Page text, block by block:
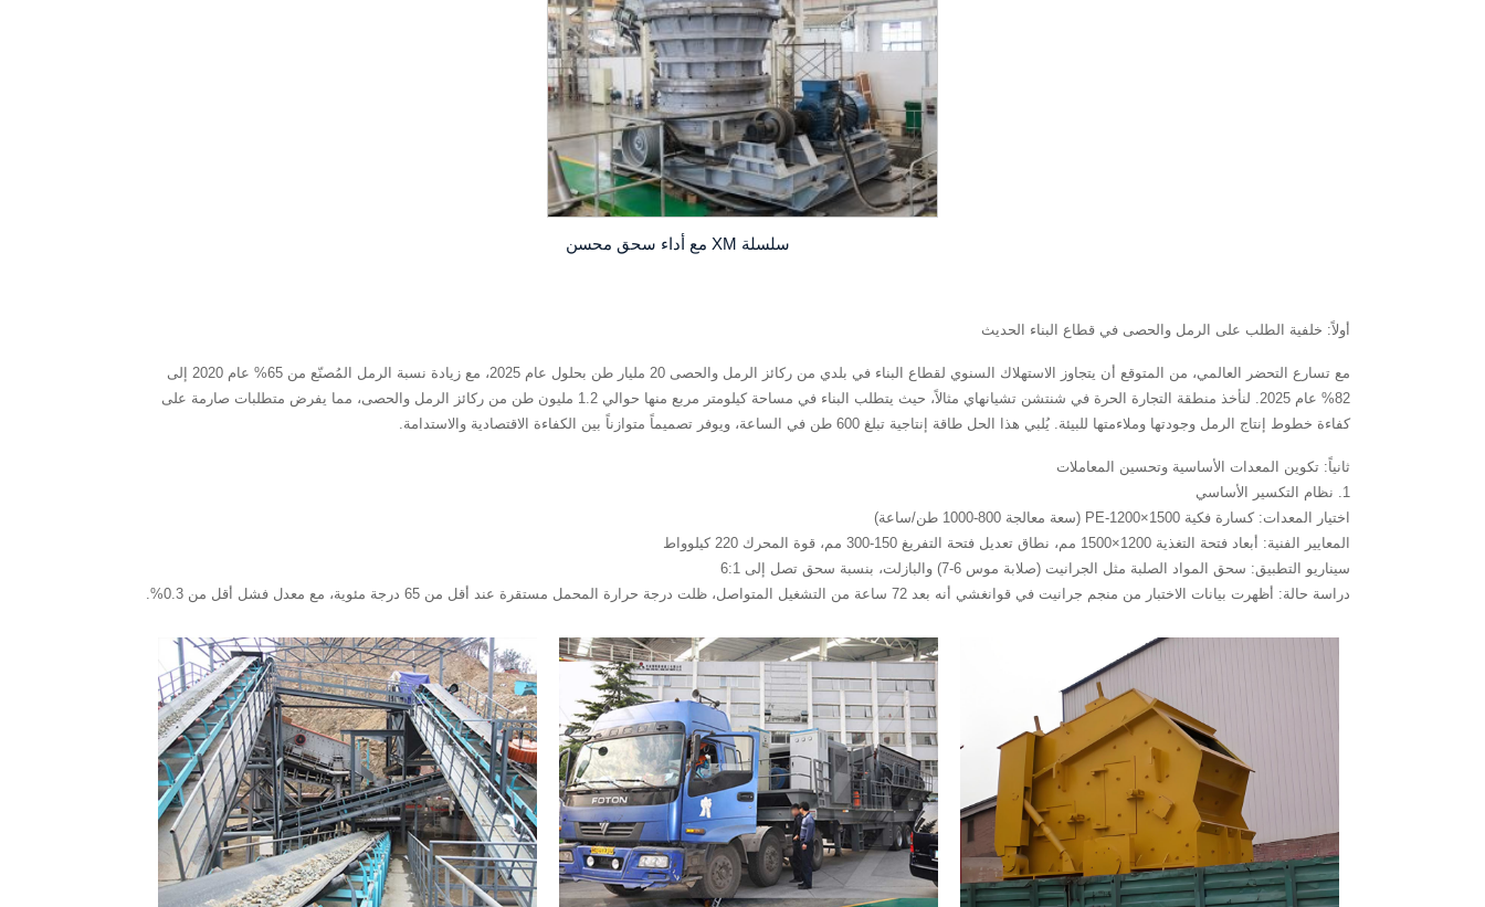
سلسلة XM مع أداء سحق محسن
أولاً: خلفية الطلب على الرمل والحصى في قطاع البناء الحديث
مع تسارع التحضر العالمي، من المتوقع أن يتجاوز الاستهلاك السنوي لقطاع البناء في بلدي من ركائز الرمل والحصى 20 مليار طن بحلول عام 2025، مع زيادة نسبة الرمل المُصنّع من 65% عام 2020 إلى
82% عام 2025. لنأخذ منطقة التجارة الحرة في شنتشن تشيانهاي مثالاً، حيث يتطلب البناء في مساحة كيلومتر مربع منها حوالي 1.2 مليون طن من ركائز الرمل والحصى، مما يفرض متطلبات صارمة على
كفاءة خطوط إنتاج الرمل وجودتها وملاءمتها للبيئة. يُلبي هذا الحل طاقة إنتاجية تبلغ 600 طن في الساعة، ويوفر تصميماً متوازناً بين الكفاءة الاقتصادية والاستدامة.
ثانياً: تكوين المعدات الأساسية وتحسين المعاملات
1. نظام التكسير الأساسي
اختيار المعدات: كسارة فكية PE-1200×1500 (سعة معالجة 800-1000 طن/ساعة)
المعايير الفنية: أبعاد فتحة التغذية 1200×1500 مم، نطاق تعديل فتحة التفريغ 150-300 مم، قوة المحرك 220 كيلوواط
سيناريو التطبيق: سحق المواد الصلبة مثل الجرانيت (صلابة موس 6-7) والبازلت، بنسبة سحق تصل إلى 6:1
دراسة حالة: أظهرت بيانات الاختبار من منجم جرانيت في قوانغشي أنه بعد 72 ساعة من التشغيل المتواصل، ظلت درجة حرارة المحمل مستقرة عند أقل من 65 درجة مئوية، مع معدل فشل أقل من 0.3%.